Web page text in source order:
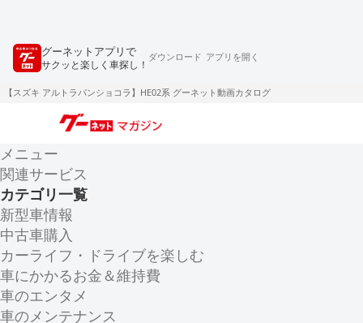
グーネットアプリで
サクッと楽しく車探し！
ダウンロード アプリを開く
【スズキ アルトラパンショコラ】HE02系 グーネット動画カタログ
メニュー
関連サービス
カテゴリ一覧
新型車情報
中古車購入
カーライフ・ドライブを楽しむ
車にかかるお金＆維持費
車のエンタメ
車のメンテナンス